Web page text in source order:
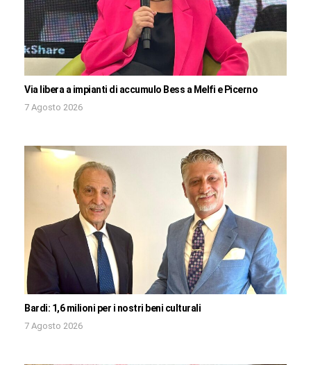
Via libera a impianti di accumulo Bess a Melfi e Picerno
7 Agosto 2026
Bardi: 1,6 milioni per i nostri beni culturali
7 Agosto 2026